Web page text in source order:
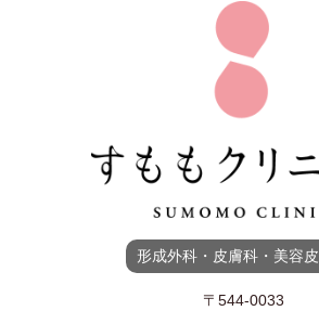
形成外科・皮膚科・美容
〒544-0033